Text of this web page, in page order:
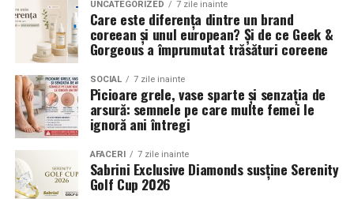
a transforma fiecare eveniment într-o amintire
deosebită pentru participanți.
proportiile, chiar daca restul masinii este bine realizat.
Anvelopele ca element vizual la show-uri auto
La evenimentele auto din Cluj, anvelopele nu sunt doar
componente functionale, ci si elemente vizuale. Publicul
si fotografii surprind adesea detalii precum modul in
care roata umple aripa, distanta fata de caroserie si
aspectul general al ansamblului roata-janta.
Anvelopele curate, cu dimensiuni corecte si uzura
UNCATEGORIZED 7 zile inainte
Care este diferența dintre un brand
coreean și unul european? Și de ce Geek &
Gorgeous a împrumutat trăsături coreene
SOCIAL 7 zile inainte
Picioare grele, vase sparte și senzația de
arsură: semnele pe care multe femei le
ignoră ani întregi
AFACERI 7 zile inainte
Sabrini Exclusive Diamonds susține Serenity
Golf Cup 2026